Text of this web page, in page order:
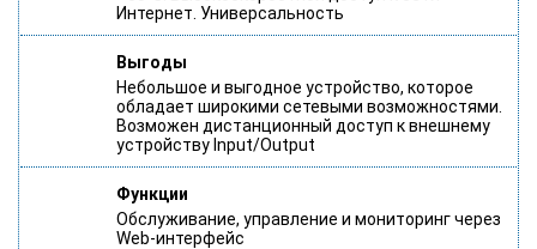
Интернет. Универсальность
Выгоды
Небольшое и выгодное устройство, которое
обладает широкими сетевыми возможностями.
Возможен дистанционный доступ к внешнему
устройству Input/Output
Функции
Обслуживание, управление и мониторинг через
Web-интерфейс